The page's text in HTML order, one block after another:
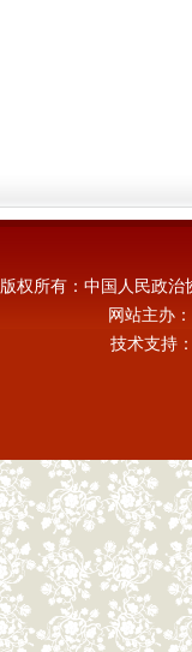
版权所有：中国人民政
网站主办
技术支持